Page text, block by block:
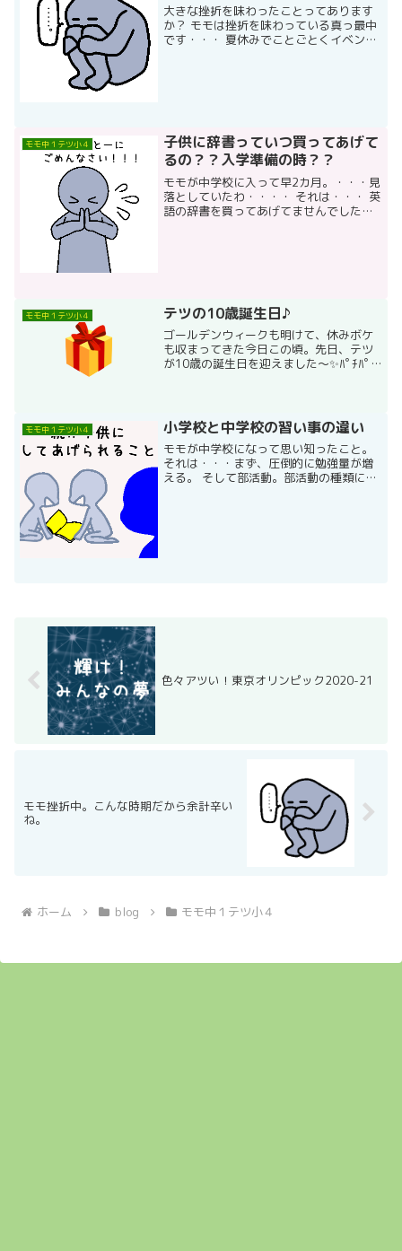
大きな挫折を味わったことってあります
か？ モモは挫折を味わっている真っ最中
です・・・ 夏休みでことごとくイベント
モモ中１テツ小４
子供に辞書っていつ買ってあげて
るの？？入学準備の時？？
モモが中学校に入って早2カ月。・・・見
落としていたわ・・・・ それは・・・ 英
語の辞書を買ってあげてませんでしたー(
モモ中１テツ小４ テツの10歳誕生日♪
ゴールデンウィークも明けて、休みボケ
も収まってきた今日この頃。先日、テツ
が10歳の誕生日を迎えました～✨ﾊﾟﾁﾊﾟﾁ
から年を取る...
モモ中１テツ小４ 小学校と中学校の習い事の違い
モモが中学校になって思い知ったこと。
それは・・・まず、圧倒的に勉強量が増
える。 そして部活動。部活動の種類にも
色々アツい！東京オリンピック2020-21
モモ挫折中。こんな時期だから余計辛い
ね。
ホーム blog モモ中１テツ小４